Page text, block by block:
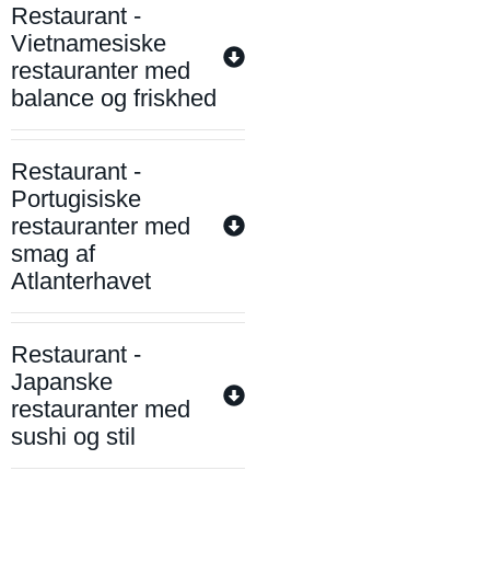
Restaurant -
Vietnamesiske
restauranter med
balance og friskhed
Restaurant -
Portugisiske
restauranter med
smag af
Atlanterhavet
Restaurant -
Japanske
restauranter med
sushi og stil